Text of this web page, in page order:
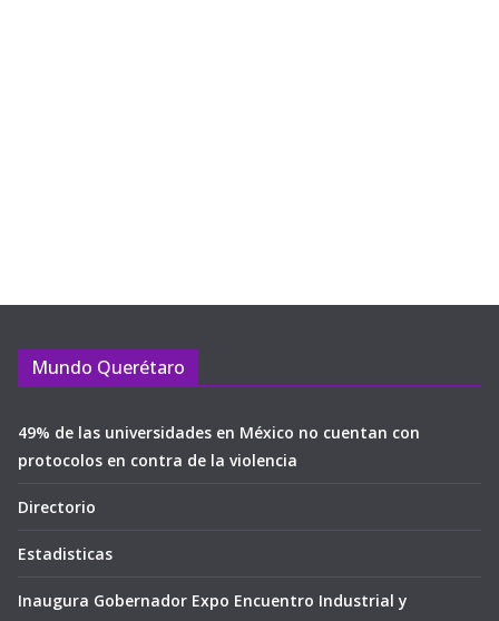
Mundo Querétaro
49% de las universidades en México no cuentan con
protocolos en contra de la violencia
Directorio
Estadisticas
Inaugura Gobernador Expo Encuentro Industrial y